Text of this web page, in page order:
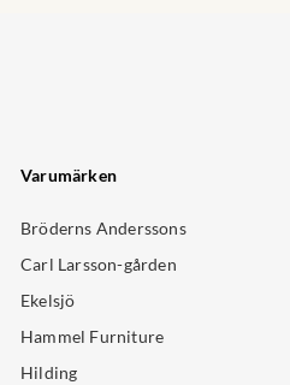
Varumärken
Bröderns Anderssons
Carl Larsson-gården
Ekelsjö
Hammel Furniture
Hilding